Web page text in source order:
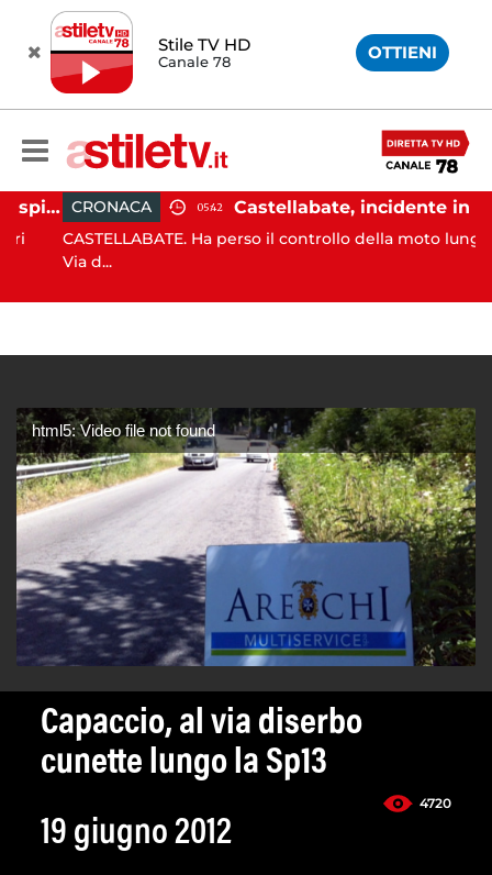
Stile TV HD
Canale 78 OTTIENI
Ischia, pusher sorpreso in spiaggia da carabinieri in Vespa CRONACA 05:42
CASTELLABATE. Ha perso il controllo della moto lungo la
Via d...
html5: Video file not found
Capaccio, al via diserbo
cunette lungo la Sp13
4720
19 giugno 2012